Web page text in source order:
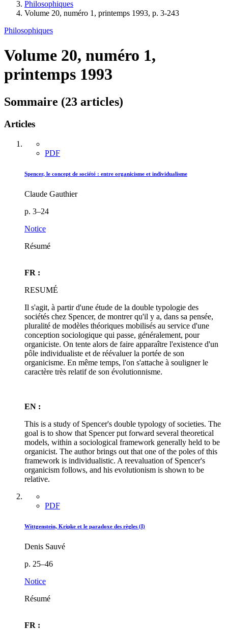
Philosophiques
Volume 20, numéro 1, printemps 1993, p. 3-243
Philosophiques
Volume 20, numéro 1,
printemps 1993
Sommaire (23 articles)
Articles
PDF
Spencer, le concept de société : entre organicisme et individualisme
Claude Gauthier
p. 3–24
Notice
Résumé
FR :
RESUMÉ
Il s'agit, à partir d'une étude de la double typologie des
sociétés chez Spencer, de montrer qu'il y a, dans sa pensée,
pluralité de modèles théoriques mobilisés au service d'une
conception sociologique qui passe, généralement, pour
organiciste. On tente alors de faire apparaître l'existence d'un
pôle individualiste et de réévaluer la portée de son
organicisme. En même temps, l'on s'attache à souligner le
caractère très relatif de son évolutionnisme.
EN :
This is a study of Spencer's double typology of societies. The
goal is to show that Spencer put forward several theoretical
models, within a sociological framework generally held to be
organicist. The author brings out that one of the poles of this
framework is individualistic. A reevaluation of Spencer's
organicism follows, and his evolutionism is shown to be
relative.
PDF
Wittgenstein, Kripke et le paradoxe des règles (I)
Denis Sauvé
p. 25–46
Notice
Résumé
FR :